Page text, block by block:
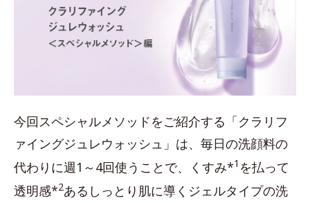
今回スペシャルメソッドをご紹介する「クラリフ
ァイングジュレウォッシュ」は、毎日の洗顔料の
代わりに週1～4回使うことで、くすみ*1 を払って
透明感*2あるしっとり肌に導くジェルタイプの洗